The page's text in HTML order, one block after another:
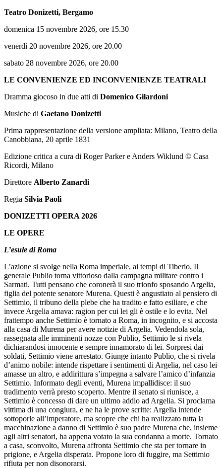
Teatro Donizetti, Bergamo
domenica 15 novembre 2026, ore 15.30
venerdì 20 novembre 2026, ore 20.00
sabato 28 novembre 2026, ore 20.00
LE CONVENIENZE ED INCONVENIENZE TEATRALI
Dramma giocoso in due atti di Domenico Gilardoni
Musiche di Gaetano Donizetti
Prima rappresentazione della versione ampliata: Milano, Teatro della
Canobbiana, 20 aprile 1831
Edizione critica a cura di Roger Parker e Anders Wiklund © Casa
Ricordi, Milano
Direttore Alberto Zanardi
Regia Silvia Paoli
DONIZETTI OPERA 2026
LE OPERE
L’esule di Roma
L’azione si svolge nella Roma imperiale, ai tempi di Tiberio. Il
generale Publio torna vittorioso dalla campagna militare contro i
Sarmati. Tutti pensano che coronerà il suo trionfo sposando Argelia,
figlia del potente senatore Murena. Questi è angustiato al pensiero di
Settimio, il tribuno della plebe che ha tradito e fatto esiliare, e che
invece Argelia amava: ragion per cui lei gli è ostile e lo evita. Nel
frattempo anche Settimio è tornato a Roma, in incognito, e si accosta
alla casa di Murena per avere notizie di Argelia. Vedendola sola,
rassegnata alle imminenti nozze con Publio, Settimio le si rivela
dichiarandosi innocente e sempre innamorato di lei. Sorpresi dai
soldati, Settimio viene arrestato. Giunge intanto Publio, che si rivela
d’animo nobile: intende rispettare i sentimenti di Argelia, nel caso lei
amasse un altro, e addirittura s’impegna a salvare l’amico d’infanzia
Settimio. Informato degli eventi, Murena impallidisce: il suo
tradimento verrà presto scoperto. Mentre il senato si riunisce, a
Settimio è concesso di dare un ultimo addio ad Argelia. Si proclama
vittima di una congiura, e ne ha le prove scritte: Argelia intende
sottoporle all’imperatore, ma scopre che chi ha realizzato tutta la
macchinazione a danno di Settimio è suo padre Murena che, insieme
agli altri senatori, ha appena votato la sua condanna a morte. Tornato
a casa, sconvolto, Murena affronta Settimio che sta per tornare in
prigione, e Argelia disperata. Propone loro di fuggire, ma Settimio
rifiuta per non disonorarsi.